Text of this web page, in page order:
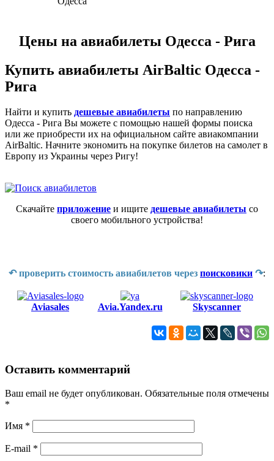
Цены на авиабилеты Одесса - Рига
Купить авиабилеты AirBaltic Одесса -
Рига
Найти и купить дешевые авиабилеты по направлению
Одесса - Рига Вы можете с помощью нашей формы поиска
или же приобрести их на официальном сайте авиакомпании
AirBaltic. Начните экономить на покупке билетов на самолет в
Европу из Украины через Ригу!
Скачайте приложение и ищите дешевые авиабилеты со
своего мобильного устройства!
↶ проверить стоимость авиабилетов через поисковики ↷:
Aviasales Avia.Yandex.ru Skyscanner
Оставить комментарий
Ваш email не будет опубликован. Обязательные поля отмечены
*
Имя *
E-mail *